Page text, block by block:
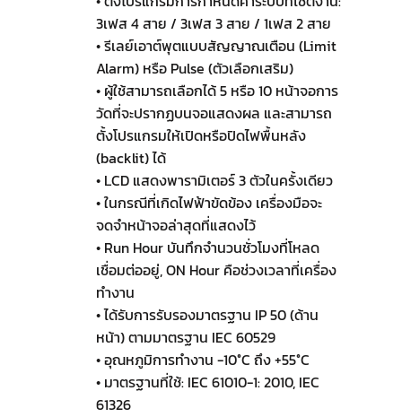
3เฟส 4 สาย / 3เฟส 3 สาย / 1เฟส 2 สาย
• รีเลย์เอาต์พุตแบบสัญญาณเตือน (Limit
Alarm) หรือ Pulse (ตัวเลือกเสริม)
• ผู้ใช้สามารถเลือกได้ 5 หรือ 10 หน้าจอการ
วัดที่จะปรากฏบนจอแสดงผล และสามารถ
ตั้งโปรแกรมให้เปิดหรือปิดไฟพื้นหลัง
(backlit) ได้
• LCD แสดงพารามิเตอร์ 3 ตัวในครั้งเดียว
• ในกรณีที่เกิดไฟฟ้าขัดข้อง เครื่องมือจะ
จดจำหน้าจอล่าสุดที่แสดงไว้
• Run Hour บันทึกจำนวนชั่วโมงที่โหลด
เชื่อมต่ออยู่, ON Hour คือช่วงเวลาที่เครื่อง
ทำงาน
• ได้รับการรับรองมาตรฐาน IP 50 (ด้าน
หน้า) ตามมาตรฐาน IEC 60529
• อุณหภูมิการทำงาน -10°C ถึง +55°C
• มาตรฐานที่ใช้: IEC 61010-1: 2010, IEC
61326